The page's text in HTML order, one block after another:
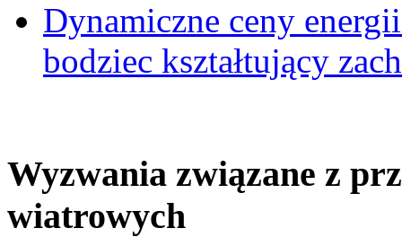
Dynamiczne ceny
bodziec kształtujący
Wyzwania związane z
wiatrowych